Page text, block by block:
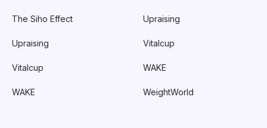
The Siho Effect
Upraising
Vitalcup
WAKE
Upraising
Vitalcup
WAKE
WeightWorld